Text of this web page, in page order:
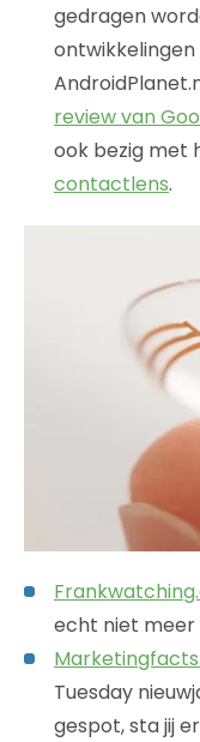
gedragen
review van
ook bezig met
contactlens.
echt niet meer
Tuesday
gespot, sta jij